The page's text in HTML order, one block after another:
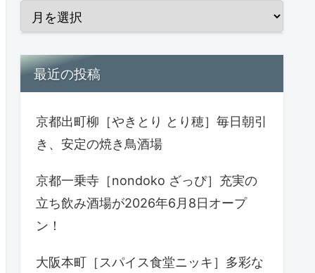
最近の投稿
京都出町柳［やきとり とり穂］毎日朝引
き、安定の焼き鳥酒場
京都一乗寺［nondoko ざっぴ］充実の
立ち飲み酒場が2026年6月8日オープ
ン！
大阪本町［スパイス食堂ニッキ］多彩な